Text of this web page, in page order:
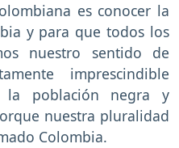
es conocer la
y para que todos los
nuestro sentido de
imprescindible
población negra y
nuestra pluralidad
Colombia.